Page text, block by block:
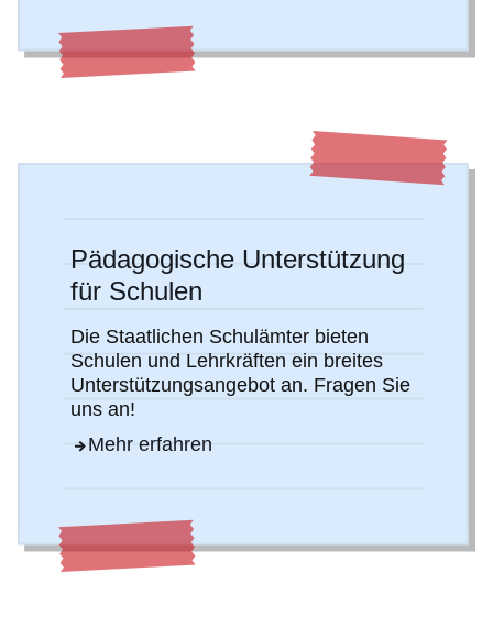
Pädagogische Unterstützung
für Schulen
Die Staatlichen Schulämter bieten
Schulen und Lehrkräften ein breites
Unterstützungsangebot an. Fragen Sie
uns an!
Mehr erfahren